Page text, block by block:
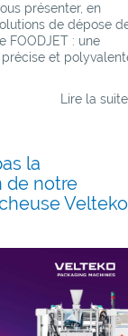
présenter, en
de dépose
FOODJET : une
et
Lire la suite...
la
de notre
Velteko